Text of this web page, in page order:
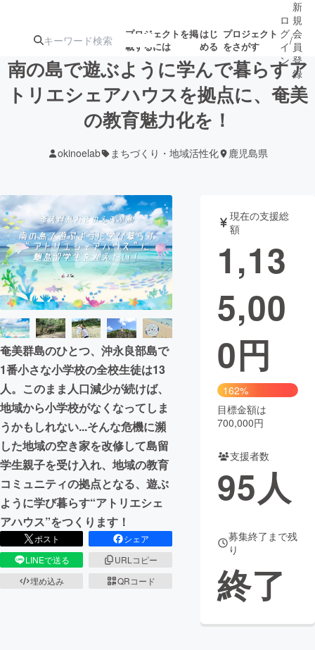
プロジェクトを掲
載するには
はじ
める
プロジェクト
をさがす
注目のリ 注目の新着プロ募集終了が近いプ
ロジェクト
テクノロジー・ガジェット
映像・映画 書籍・雑誌
ビジネス・起業 チャレンジ
まちづくり・地域活性化
CAMPFIRE for Social Good
CAMPFIRE Creation
CAMPFIREふるさと納税machi-ya コミュニティ
ロ
グ
イ
ン
/
新
規
会
員
登
録
南の島で遊ぶように学んで暮らすア
トリエシェアハウスを拠点に、奄美
の教育魅力化を！
okinoelab まちづくり・地域活性化 鹿児島県
奄美群島のひとつ、沖永良部島で
1番小さな小学校の全校生徒は13
人。このまま人口減少が続けば、
地域から小学校がなくなってしま
うかもしれない...そんな危機に瀕
した地域の空き家を改修して島留
学生親子を受け入れ、地域の教育
コミュニティの拠点となる、遊ぶ
ように学び暮らす“アトリエシェ
アハウス”をつくります！
ポスト
シェア
LINEで送る
URLコピー
埋め込み
QRコード
現在の支援総
額
1,13
5,00
0円
162%
目標金額は
700,000円
支援者数
95人
募集終了まで残
り
終了